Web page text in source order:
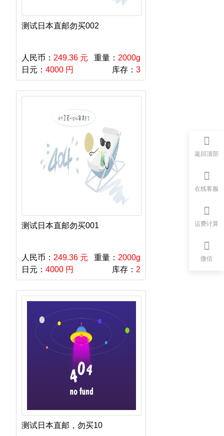
测试日本直邮勿买002
人民币： 249.36 元 重量： 2000g
日元： 4000 円 库存： 3
测试日本直邮勿买001
人民币： 249.36 元 重量： 2000g
日元： 4000 円 库存： 2
测试日本直邮，勿买10
返回顶部
在线客服
运费计算
微信